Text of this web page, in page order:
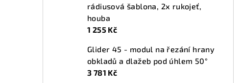
rádiusová šablona, 2x rukojeť,
houba
1 255 Kč
Glider 45 - modul na řezání hrany
obkladů a dlažeb pod úhlem 50°
3 781 Kč